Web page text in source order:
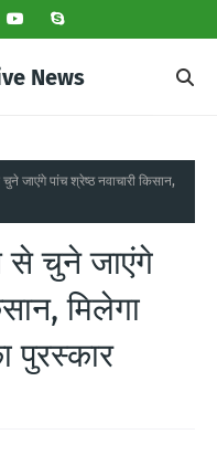
News
जाएंगे पांच श्रेष्ठ नवाचारी किसान,
से चुने जाएंगे
मिलेगा
पुरस्कार